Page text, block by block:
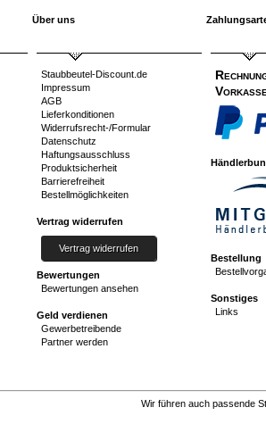
Über uns
Staubbeutel-Discount.de
Impressum
AGB
Lieferkonditionen
Widerrufsrecht-/Formular
Datenschutz
Haftungsausschluss
Produktsicherheit
Barrierefreiheit
Bestellmöglichkeiten
Vertrag widerrufen
Vertrag widerrufen
Bewertungen
Bewertungen ansehen
Geld verdienen
Gewerbetreibende
Partner werden
Bestellung
Sonstiges
Links
Wir führen auch passende